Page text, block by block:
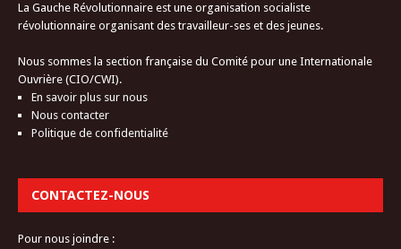
La Gauche Révolutionnaire est une organisation socialiste
révolutionnaire organisant des travailleur-ses et des jeunes.
Nous sommes la section française du Comité pour une Internationale
Ouvrière (CIO/CWI).
En savoir plus sur nous
Nous contacter
Politique de confidentialité
CONTACTEZ-NOUS
Pour nous joindre :